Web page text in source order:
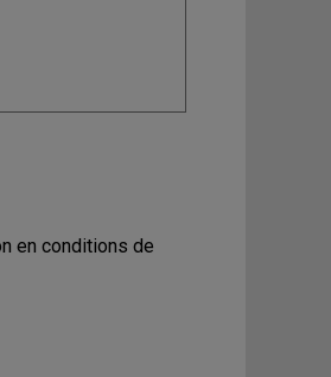
en conditions de